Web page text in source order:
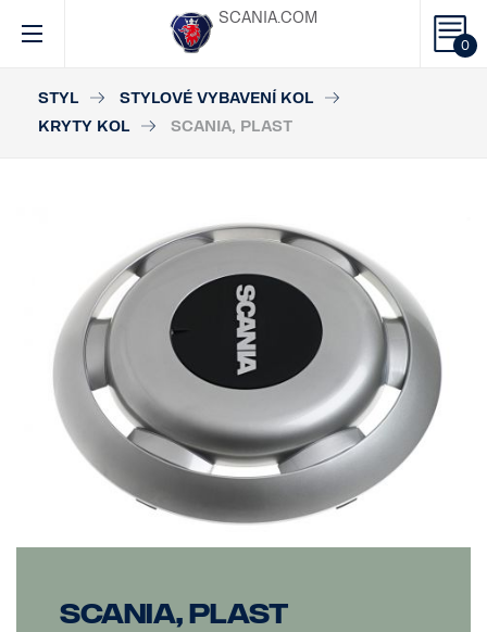
0
SCANIA.COM
STYL
STYLOVÉ VYBAVENÍ KOL
KRYTY KOL
SCANIA, PLAST
Scania, plast